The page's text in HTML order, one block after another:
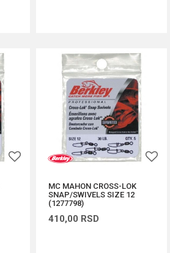
MC MAHON CROSS-LOK
SNAP/SWIVELS SIZE 12
(1277798)
410,00 RSD